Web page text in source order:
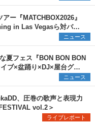
ー『MATCHBOX2026』
in Las Vegasら対バン
ニュース
夏フェス『BON BON BON
ブ×盆踊り×DJ×屋台グル
2日間
ニュース
、圧巻の歌声と表現力
vol.2＞
ライブレポート